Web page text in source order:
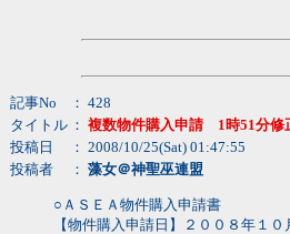
記事No
： 428
タイトル ： 複数物件購入申請 1時51分修
投稿日
： 2008/10/25(Sat) 01:47:55
投稿者
： 藻女＠神聖巫連盟
○ＡＳＥＡ物件購入申請書
【物件購入申請日】２００８年１０